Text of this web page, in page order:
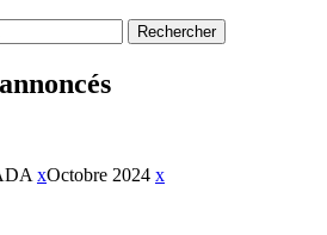
xOctobre 2024 x